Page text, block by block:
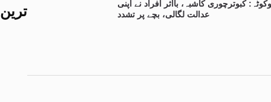
ترین
کبوترچوری کاشبہ، بااثر افراد نے اپنی
عدالت لگالی، بچے پر تشدد